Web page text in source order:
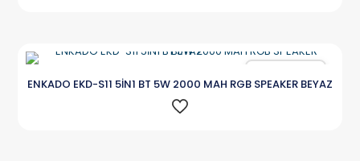
ENKADO EKD-S11 5İN1 BT 5W 2000 MAH RGB SPEAKER BEYAZ